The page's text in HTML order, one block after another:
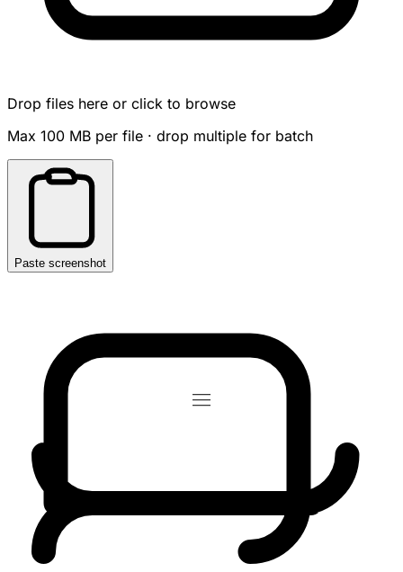
Drop files here or click to browse
Max 100 MB per file · drop multiple for batch
Paste screenshot